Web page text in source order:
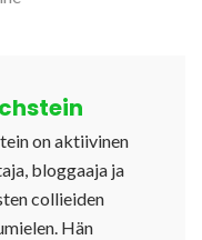
on aktiivinen
bloggaaja ja
collieiden
Hän